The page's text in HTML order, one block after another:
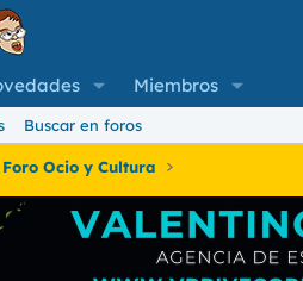
Miembros
Buscar en foros
Foro Ocio y Cultura